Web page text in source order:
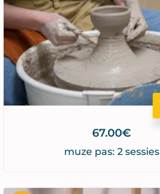
67.00€
muze pas: 2 sessies